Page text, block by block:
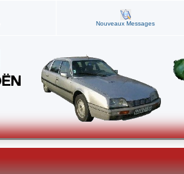
Nouveaux Messages